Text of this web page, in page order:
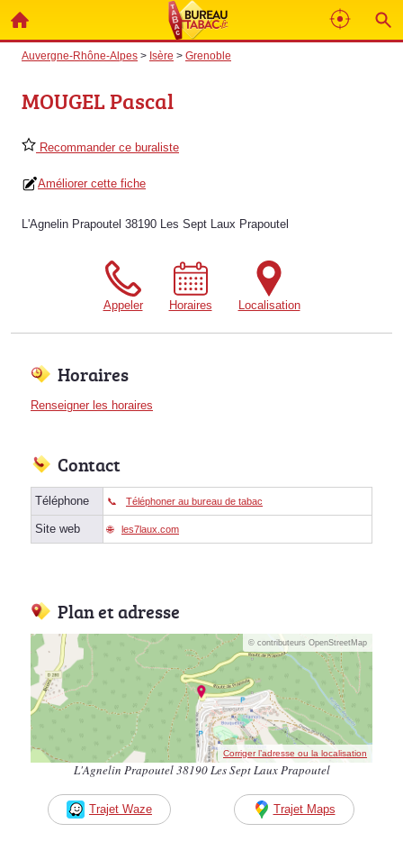
Auvergne-Rhône-Alpes > Isère > Grenoble
MOUGEL Pascal
Recommander ce buraliste
Améliorer cette fiche
L'Agnelin Prapoutel 38190 Les Sept Laux Prapoutel
Appeler Horaires Localisation
Horaires
Renseigner les horaires
Contact
Téléphone Téléphoner au bureau de tabac
Site web les7laux.com
Plan et adresse
© contributeurs OpenStreetMap
Corriger l’adresse ou la localisation
L'Agnelin Prapoutel 38190 Les Sept Laux Prapoutel
Trajet Waze Trajet Maps